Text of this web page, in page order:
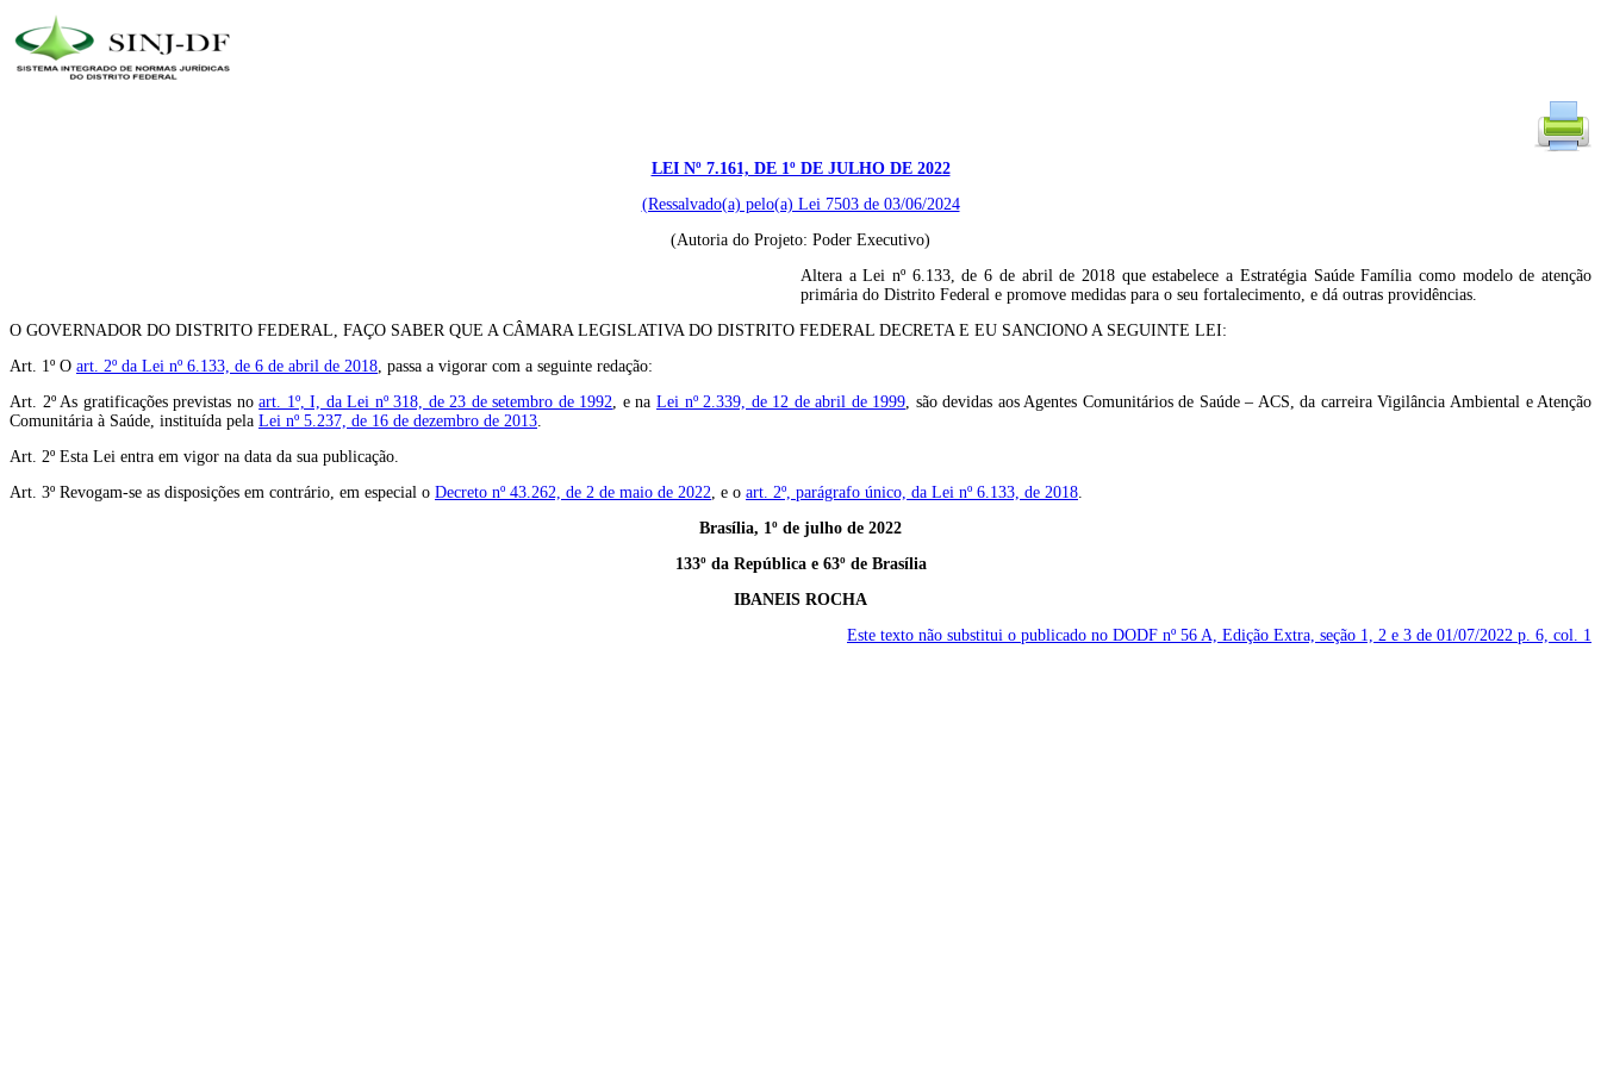
LEI Nº 7.161, DE 1º DE JULHO DE 2022
(Ressalvado(a) pelo(a) Lei 7503 de 03/06/2024
(Autoria do Projeto: Poder Executivo)
Altera a Lei nº 6.133, de 6 de abril de 2018 que estabelece a Estratégia Saúde Família como modelo de atenção
primária do Distrito Federal e promove medidas para o seu fortalecimento, e dá outras providências.
O GOVERNADOR DO DISTRITO FEDERAL, FAÇO SABER QUE A CÂMARA LEGISLATIVA DO DISTRITO FEDERAL DECRETA E EU SANCIONO A SEGUINTE LEI:
Art. 1º O art. 2º da Lei nº 6.133, de 6 de abril de 2018, passa a vigorar com a seguinte redação:
Art. 2º As gratificações previstas noart. 1º, I, da Lei nº 318, de 23 de setembro de 1992, e na Lei nº 2.339, de 12 de abril de 1999, são devidas aos Agentes Comunitários de Saúde – ACS, da carreira Vigilância Ambiental e Atenção
Comunitária à Saúde, instituída pela Lei nº 5.237, de 16 de dezembro de 2013.
Art. 2º Esta Lei entra em vigor na data da sua publicação.
Art. 3º Revogam-se as disposições em contrário, em especial o Decreto nº 43.262, de 2 de maio de 2022, e o art. 2º, parágrafo único, da Lei nº 6.133, de 2018.
Brasília, 1º de julho de 2022
133º da República e 63º de Brasília
IBANEIS ROCHA
Este texto não substitui o publicado no DODF nº 56 A, Edição Extra, seção 1, 2 e 3 de 01/07/2022 p. 6, col. 1